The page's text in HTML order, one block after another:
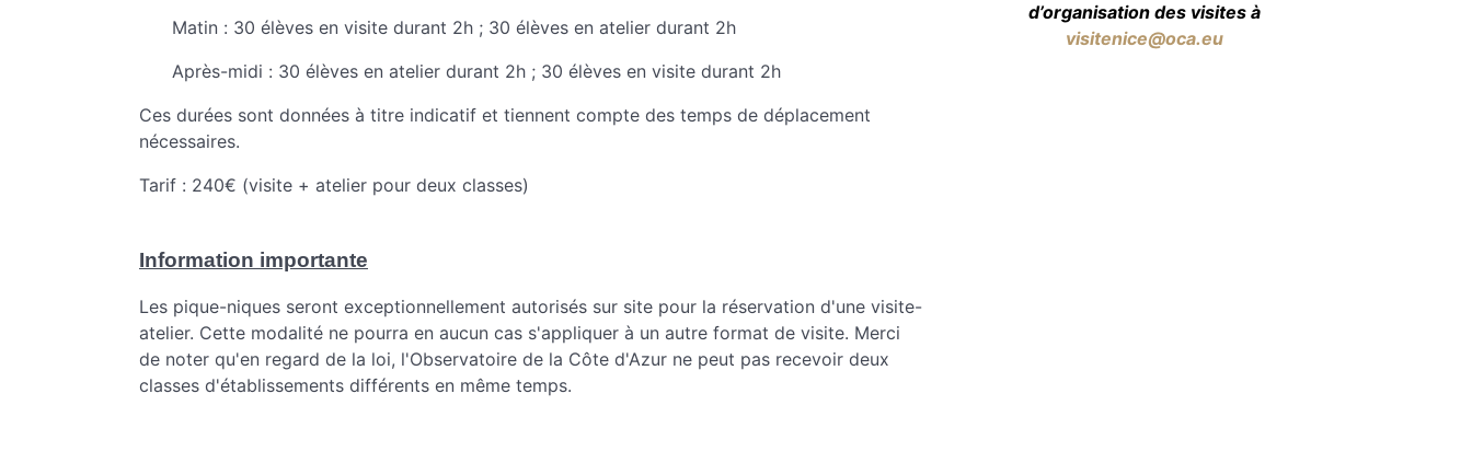
Matin : 30 élèves en visite durant 2h ; 30 élèves en atelier durant 2h
Après-midi : 30 élèves en atelier durant 2h ; 30 élèves en visite durant 2h
Ces durées sont données à titre indicatif et tiennent compte des temps de déplacement
nécessaires.
Tarif : 240€ (visite + atelier pour deux classes)
Information importante
Les pique-niques seront exceptionnellement autorisés sur site pour la réservation d'une visite-
atelier. Cette modalité ne pourra en aucun cas s'appliquer à un autre format de visite. Merci
de noter qu'en regard de la loi, l'Observatoire de la Côte d'Azur ne peut pas recevoir deux
classes d'établissements différents en même temps.
d’organisation des visites à
visitenice@oca.eu